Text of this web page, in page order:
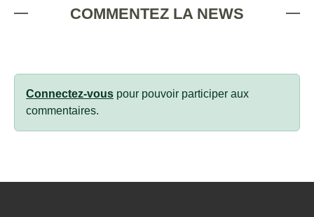
COMMENTEZ LA NEWS
Connectez-vous pour pouvoir participer aux
commentaires.